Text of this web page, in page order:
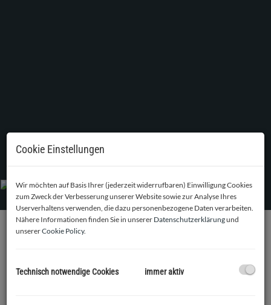
Außenansicht straßenseitig
Das im Jahr 1987 ursprünglich als Einfamilienhaus
Cookie Einstellungen
Wir möchten auf Basis Ihrer (jederzeit widerrufbaren) Einwilligung Cookies
zum Zweck der Verbesserung unserer Website sowie zur Analyse Ihres
Userverhaltens verwenden, die dazu personenbezogene Daten verarbeiten.
Nähere Informationen finden Sie in unserer Datenschutzerklärungund
unsererCookie Policy.
Technisch notwendige Cookies immer aktiv